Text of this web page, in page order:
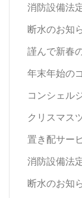
消防設備法
断水のお知
謹んで新春
年末年始の
コンシェル
クリスマス
置き配サー
消防設備法
断水のお知